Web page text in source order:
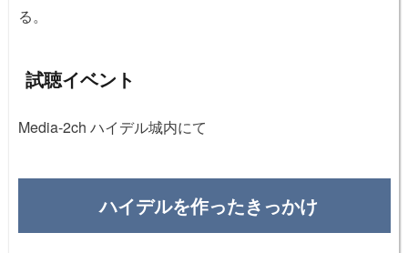
る。
試聴イベント
Media-2ch ハイデル城内にて
ハイデルを作ったきっかけ